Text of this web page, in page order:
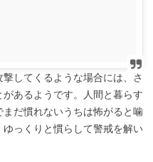
してくるような場合には、さ
あるようです。人間と暮らす
だ慣れないうちは怖がると噛
っくりと慣らして警戒を解い